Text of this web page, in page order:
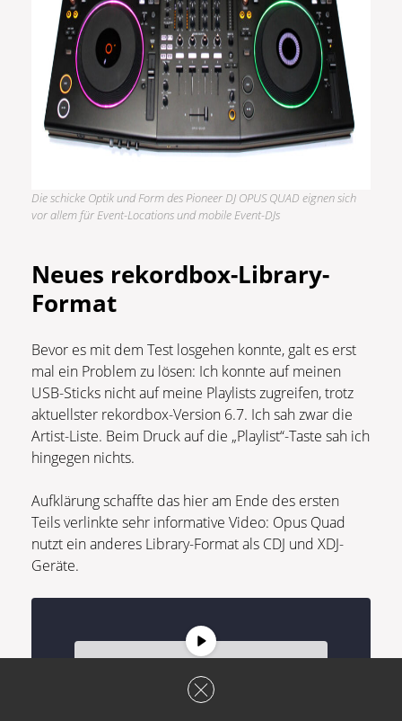
Die schicke Optik und Form des Pioneer DJ OPUS QUAD eignen sich
vor allem für Event-Locations und mobile Event-DJs
Neues rekordbox-Library-
Format
Bevor es mit dem Test losgehen konnte, galt es erst
mal ein Problem zu lösen: Ich konnte auf meinen
USB-Sticks nicht auf meine Playlists zugreifen, trotz
aktuellster rekordbox-Version 6.7. Ich sah zwar die
Artist-Liste. Beim Druck auf die „Playlist“-Taste sah ich
hingegen nichts.
Aufklärung schaffte das hier am Ende des ersten
Teils verlinkte sehr informative Video: Opus Quad
nutzt ein anderes Library-Format als CDJ und XDJ-
Geräte.
Sie sehen gerade einen
Platzhalterinhalt von
auf den eigentlichen Inhalt